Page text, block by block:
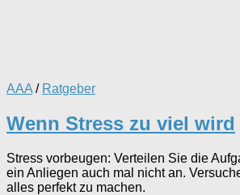
AAA / Ratgeber
Wenn Stress zu viel wird
Stress vorbeugen: Verteilen Sie die
ein Anliegen auch mal nicht an.
alles perfekt zu machen.